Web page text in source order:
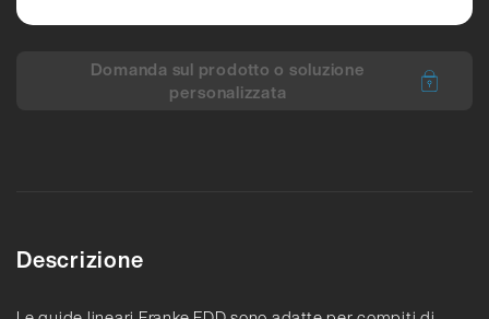
Domanda sul prodotto o soluzione
personalizzata
Descrizione